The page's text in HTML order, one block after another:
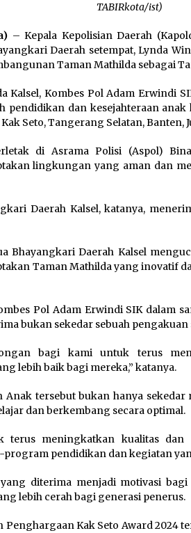
TABIRkota/ist)
– Kepala Kepolisian Daerah
Daerah setempat, Lynda
Taman Mathilda sebagai
Kalsel, Kombes Pol Adam Erwindi
pendidikan dan kesejahteraan
Seto, Tangerang Selatan, Banten,
di Asrama Polisi (Aspol)
lingkungan yang aman dan
Daerah Kalsel, katanya,
Bhayangkari Daerah Kalsel
Taman Mathilda yang inovatif
Pol Adam Erwindi SIK dalam
bukan sekedar sebuah pengakuan
bagi kami untuk terus
lebih baik bagi mereka,” katanya.
Anak tersebut bukan hanya
dan berkembang secara optimal.
terus meningkatkan kualitas dan
pendidikan dan kegiatan
diterima menjadi motivasi
lebih cerah bagi generasi penerus.
Kak Seto Award 2024